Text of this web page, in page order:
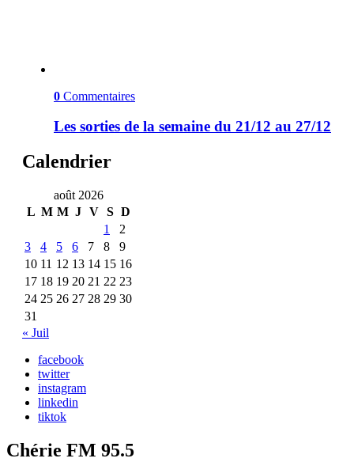
0 Commentaires
Les sorties de la semaine du 21/12 au 27/12
Calendrier
août 2026
L M M J V S D
1
2
3
4 5 6 7 8
9
10 11 12 13 14 15 16
17 18 19 20 21 22 23
24 25 26 27 28 29 30
31
« Juil
facebook
twitter
instagram
linkedin
tiktok
Chérie FM 95.5